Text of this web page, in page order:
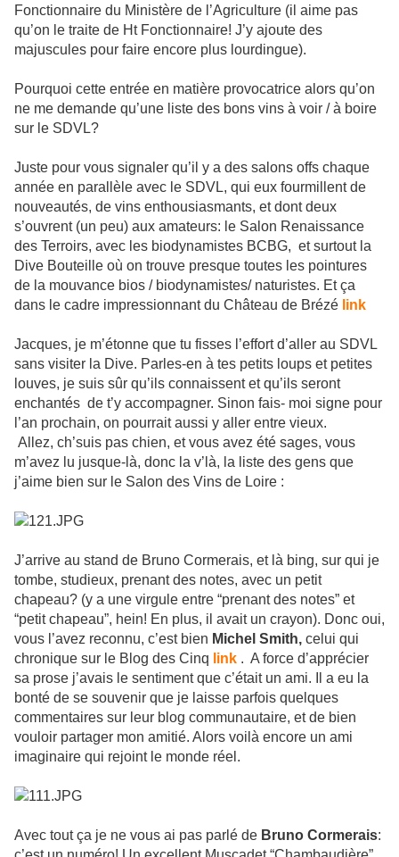
Fonctionnaire du Ministère de l’Agriculture (il aime pas
qu’on le traite de Ht Fonctionnaire! J’y ajoute des
majuscules pour faire encore plus lourdingue).
Pourquoi cette entrée en matière provocatrice alors qu’on
ne me demande qu’une liste des bons vins à voir / à boire
sur le SDVL?
Juste pour vous signaler qu’il y a des salons offs chaque
année en parallèle avec le SDVL, qui eux fourmillent de
nouveautés, de vins enthousiasmants, et dont deux
s’ouvrent (un peu) aux amateurs: le Salon Renaissance
des Terroirs, avec les biodynamistes BCBG, et surtout la
Dive Bouteille où on trouve presque toutes les pointures
de la mouvance bios / biodynamistes/ naturistes. Et ça
dans le cadre impressionnant du Château de Brézé link
Jacques, je m’étonne que tu fisses l’effort d’aller au SDVL
sans visiter la Dive. Parles-en à tes petits loups et petites
louves, je suis sûr qu’ils connaissent et qu’ils seront
enchantés de t’y accompagner. Sinon fais- moi signe pour
l’an prochain, on pourrait aussi y aller entre vieux.
Allez, ch’suis pas chien, et vous avez été sages, vous
m’avez lu jusque-là, donc la v’là, la liste des gens que
j’aime bien sur le Salon des Vins de Loire :
J’arrive au stand de Bruno Cormerais, et là bing, sur qui je
tombe, studieux, prenant des notes, avec un petit
chapeau? (y a une virgule entre “prenant des notes” et
“petit chapeau”, hein! En plus, il avait un crayon). Donc oui,
vous l’avez reconnu, c’est bien Michel Smith, celui qui
chronique sur le Blog des Cinq link . A force d’apprécier
sa prose j’avais le sentiment que c’était un ami. Il a eu la
bonté de se souvenir que je laisse parfois quelques
commentaires sur leur blog communautaire, et de bien
vouloir partager mon amitié. Alors voilà encore un ami
imaginaire qui rejoint le monde réel.
Avec tout ça je ne vous ai pas parlé de Bruno Cormerais: